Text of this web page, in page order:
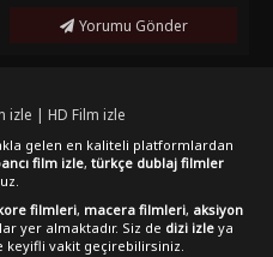
sahipseniz de bu filmi
benzeri platformlarda
Yorumu Gönder
izle | HD Film izle
gelen en kaliteli platformlardan
film izle, türkçe dublaj filmler
filmleri, macera filmleri, aksiyon
yer almaktadır. Siz de dizi izle ya
keyifli vakit geçirebilirsiniz.